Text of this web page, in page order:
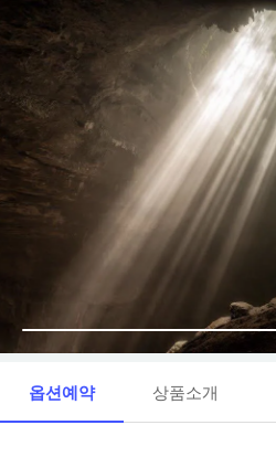
옵션예약 상품소개